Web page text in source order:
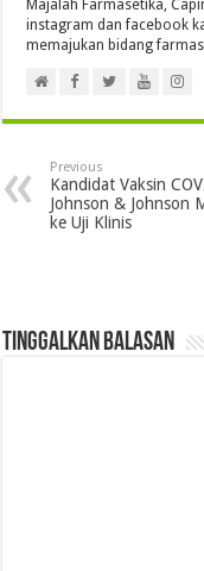
Majalah Farmasetika,
instagram dan facebook
memajukan bidang
Previous
Kandidat Vaksin
Johnson & Johnson
ke Uji Klinis
Tinggalkan Balasan